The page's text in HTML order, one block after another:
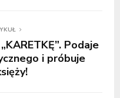
Podaje
i próbuje